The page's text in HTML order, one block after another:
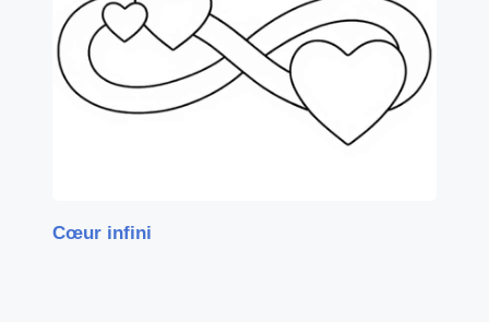
Cœur infini